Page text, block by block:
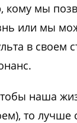
кому мы
или мы
в своем
наша
то